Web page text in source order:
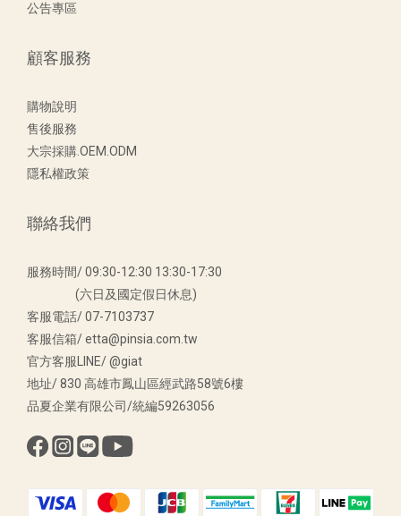
公告專區
顧客服務
購物說明
售後服務
大宗採購.OEM.ODM
隱私權政策
聯絡我們
服務時間/ 09:30-12:30 13:30-17:30
(六日及國定假日休息)
客服電話/ 07-7103737
客服信箱/ etta@pinsia.com.tw
官方客服LINE/ @giat
地址/ 830 高雄市鳳山區經武路58號6樓
品夏企業有限公司/統編59263056